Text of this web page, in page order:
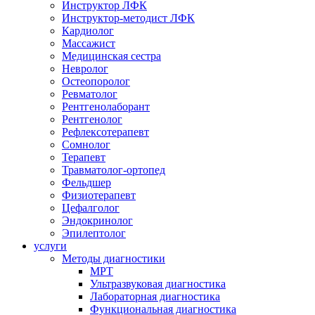
Инструктор ЛФК
Инструктор-методист ЛФК
Кардиолог
Массажист
Медицинская сестра
Невролог
Остеопоролог
Ревматолог
Рентгенолаборант
Рентгенолог
Рефлексотерапевт
Сомнолог
Терапевт
Травматолог-ортопед
Фельдшер
Физиотерапевт
Цефалголог
Эндокринолог
Эпилептолог
услуги
Методы диагностики
МРТ
Ультразвуковая диагностика
Лабораторная диагностика
Функциональная диагностика